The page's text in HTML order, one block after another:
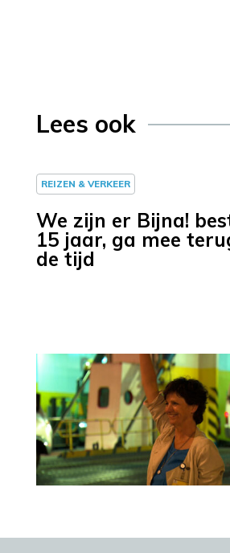
Lees ook
REIZEN & VERKEER
We zijn er Bijna!
15 jaar, ga mee
de tijd